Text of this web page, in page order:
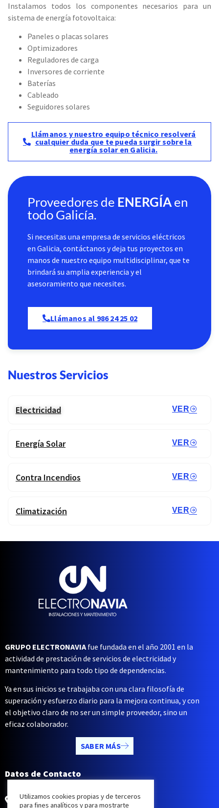
Instalamos todos los componentes necesarios para un
sistema de energía fotovoltaica:
Paneles o placas solares
Optimizadores
Reguladores de carga
Inversores de corriente
Baterías
Cableado
Seguidores solares
Llámanos y nuestro equipo técnico resolverá
cualquier duda que te pueda surgir sobre la
energía solar en Galicia.
Proveedores de ENERGÍAen
todo Galicía.
Si necesitas una empresa de servicios eléctricos
en Galicia, contáctanos y deja tus proyectos en
manos de nuestro equipo multidisciplinar, que te
brindará su amplia experiencia y el
asesoramiento que necesites.
Llámanos al 986 24 25 02
Nuestros Servicios
Electricidad VER
Energía Solar VER
Contra Incendios VER
Climatización VER
GRUPO ELECTRONAVIA fue fundada en el año 2001 en la
actividad de prestación de servicios de electricidad y
mantenimiento para todo tipo de dependencias.
Ya en sus inicios se trabajaba con una clara filosofía de
superación y esfuerzo diario para la mejora continua, y con
el objetivo claro de no ser un simple proveedor, sino un
eficaz colaborador.
SABER MÁS
Datos de Contacto
Rúa Do Xuncal, 6, 10,
36212 Vigo, Pontevedra
Utilizamos cookies propias y de terceros
para fines analíticos y para mostrarte